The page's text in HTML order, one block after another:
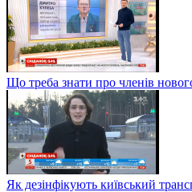
Що треба знати про членів
Як дезінфікують київський